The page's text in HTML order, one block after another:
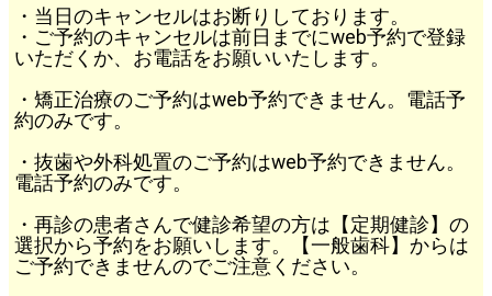
・当日のキャンセルはお断りしております。
・ご予約のキャンセルは前日までにweb予約で登録
いただくか、お電話をお願いいたします。
・矯正治療のご予約はweb予約できません。電話予
約のみです。
・抜歯や外科処置のご予約はweb予約できません。
電話予約のみです。
・再診の患者さんで健診希望の方は【定期健診】の
選択から予約をお願いします。【一般歯科】からは
ご予約できませんのでご注意ください。